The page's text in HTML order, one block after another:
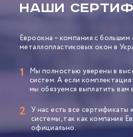
НАШИ
Евроокна – компания с
металлопластиковых окон в
1
Мы полностью уверены в
систем. А если
мы обязуемся выплатить вам
2 У нас есть все сертификаты
системы, так как компания
официально.